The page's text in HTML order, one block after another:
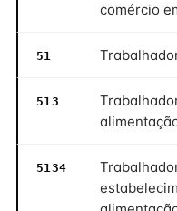
comércio
51
513
5134